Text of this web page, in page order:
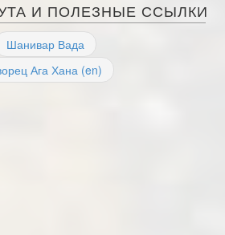
И ПОЛЕЗНЫЕ ССЫЛКИ
Шанивар Вада
Ага Хана (en)